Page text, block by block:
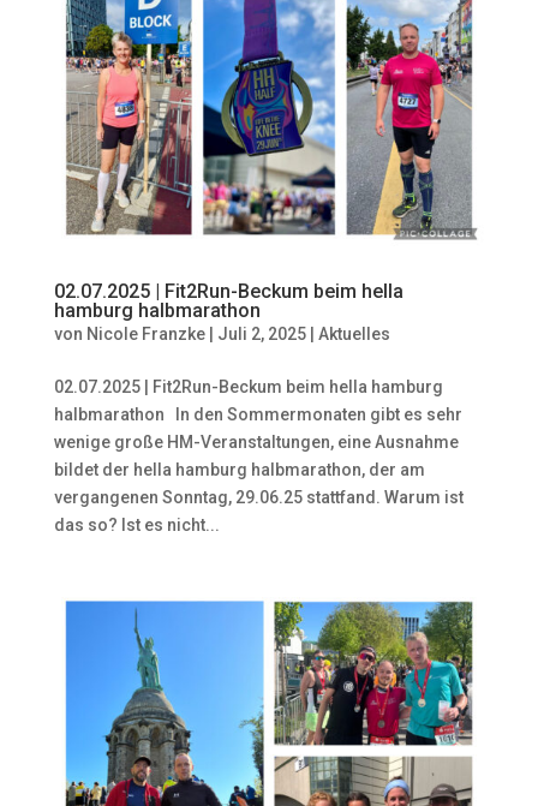
02.07.2025 | Fit2Run-Beckum beim hella
hamburg halbmarathon
von Nicole Franzke| Juli 2, 2025| Aktuelles
02.07.2025 | Fit2Run-Beckum beim hella hamburg
halbmarathon In den Sommermonaten gibt es sehr
wenige große HM-Veranstaltungen, eine Ausnahme
bildet der hella hamburg halbmarathon, der am
vergangenen Sonntag, 29.06.25 stattfand. Warum ist
das so? Ist es nicht...